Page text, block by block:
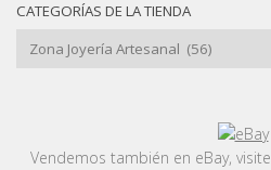
CATEGORÍAS DE LA TIENDA
Vendemos también en eBay, visite